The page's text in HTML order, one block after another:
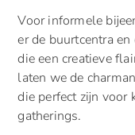
Voor informele
er de buurtcentra
die een creatieve
laten we de
die perfect zijn voor
gatherings.